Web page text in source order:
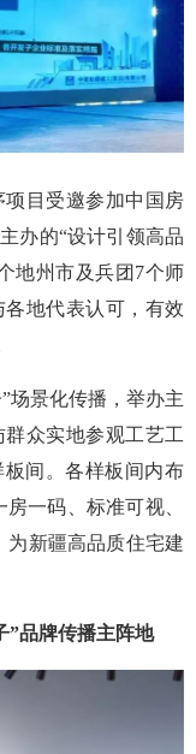
目受邀参加中国房
办的“设计引领高品
地州市及兵团7个师
地代表认可，有效
景化传播，举办主
众实地参观工艺工
间。各样板间内布
一码、标准可视、
为新疆高品质住宅建
”品牌传播主阵地